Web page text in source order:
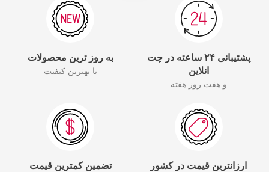
پشتیبانی ۲۴ ساعته در چت
انلاین
و هفت روز هفته
به روز ترین محصولات
با بهترین کیفیت
ارزانترین قیمت در کشور تضمین کمترین قیمت